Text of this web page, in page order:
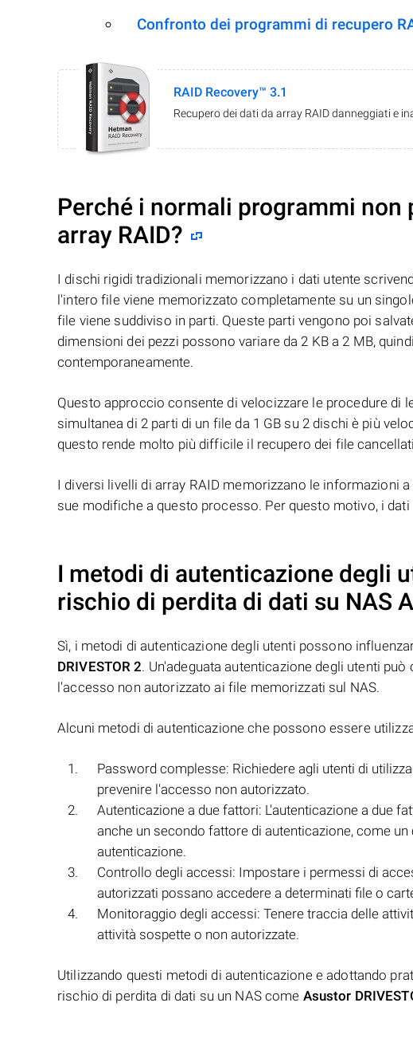
Confronto dei programmi di recupero
RAID Recovery™ 3.1
Recupero dei dati da array RAID danneggiati e
Perché i normali programmi non
array RAID?
I dischi rigidi tradizionali memorizzano i dati utente
l'intero file viene memorizzato completamente su un
file viene suddiviso in parti. Queste parti vengono poi
dimensioni dei pezzi possono variare da 2 KB a 2 MB,
contemporaneamente.
Questo approccio consente di velocizzare le procedure di
simultanea di 2 parti di un file da 1 GB su 2 dischi è più
questo rende molto più difficile il recupero dei file
I diversi livelli di array RAID memorizzano le informazioni
sue modifiche a questo processo. Per questo motivo, i
I metodi di autenticazione degli
rischio di perdita di dati su NAS
Sì, i metodi di autenticazione degli utenti possono
DRIVESTOR 2. Un'adeguata autenticazione degli utenti
l'accesso non autorizzato ai file memorizzati sul NAS.
Alcuni metodi di autenticazione che possono essere
Password complesse: Richiedere agli utenti di
prevenire l'accesso non autorizzato.
Autenticazione a due fattori: L'autenticazione a due
anche un secondo fattore di autenticazione, come
autenticazione.
Controllo degli accessi: Impostare i permessi di
autorizzati possano accedere a determinati file o
Monitoraggio degli accessi: Tenere traccia delle
attività sospette o non autorizzate.
Utilizzando questi metodi di autenticazione e adottando
rischio di perdita di dati su un NAS come Asustor